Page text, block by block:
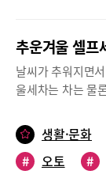
된다. 영하의 기온
때 물이 얼어 차체
물이 얼어 차를 손
셀프세차장 안양
는 물 또한 지하수
마그네슘 이온이
그네슘, 황산, 철,
추운겨울 셀프
날씨가 추워지면
울세차는 차는 물
바로 평촌오토 세
주말 상관없이 24
운 영하의 날씨에
생활·문화
#
오토 #